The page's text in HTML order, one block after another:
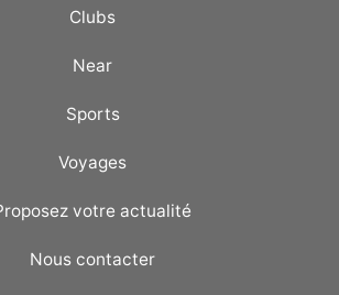
Clubs
Near
Sports
Voyages
votre actualité
Nous contacter